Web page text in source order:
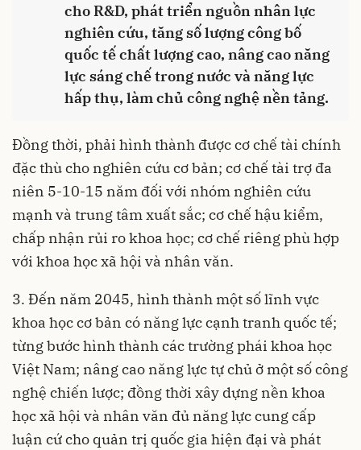
cho R&D, phát triển nguồn nhân lực
nghiên cứu, tăng số lượng công bố
quốc tế chất lượng cao, nâng cao năng
lực sáng chế trong nước và năng lực
hấp thụ, làm chủ công nghệ nền tảng.
Đồng thời, phải hình thành được cơ chế tài chính
đặc thù cho nghiên cứu cơ bản; cơ chế tài trợ đa
niên 5-10-15 năm đối với nhóm nghiên cứu
mạnh và trung tâm xuất sắc; cơ chế hậu kiểm,
chấp nhận rủi ro khoa học; cơ chế riêng phù hợp
với khoa học xã hội và nhân văn.
3. Đến năm 2045, hình thành một số lĩnh vực
khoa học cơ bản có năng lực cạnh tranh quốc tế;
từng bước hình thành các trường phái khoa học
Việt Nam; nâng cao năng lực tự chủ ở một số công
nghệ chiến lược; đồng thời xây dựng nền khoa
học xã hội và nhân văn đủ năng lực cung cấp
luận cứ cho quản trị quốc gia hiện đại và phát